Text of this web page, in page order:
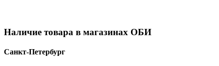
Наличие товара в магазинах ОБИ
Санкт-Петербург